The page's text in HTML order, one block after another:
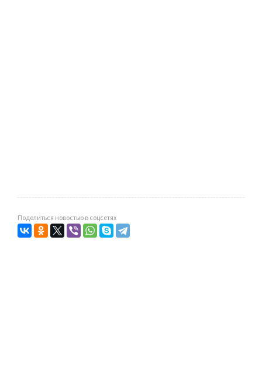
Поделиться новостью в соцсетях